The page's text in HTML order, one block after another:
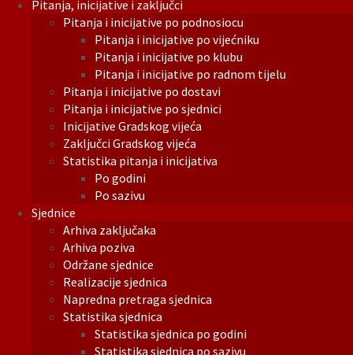
Pitanja, inicijative i zaključci
Pitanja i inicijative po podnosiocu
Pitanja i inicijative po vijećniku
Pitanja i inicijative po klubu
Pitanja i inicijative po radnom tijelu
Pitanja i inicijative po dostavi
Pitanja i inicijative po sjednici
Inicijative Gradskog vijeća
Zaključci Gradskog vijeća
Statistika pitanja i inicijativa
Po godini
Po sazivu
Sjednice
Arhiva zaključaka
Arhiva poziva
Održane sjednice
Realizacije sjednica
Napredna pretraga sjednica
Statistika sjednica
Statistika sjednica po godini
Statistika sjednica po sazivu